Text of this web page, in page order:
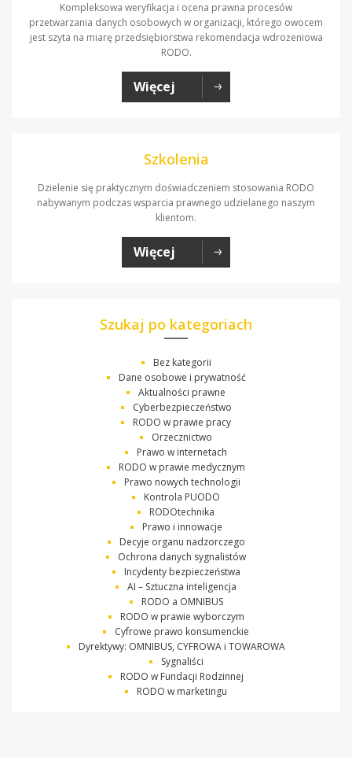
Kompleksowa weryfikacja i ocena prawna procesów
przetwarzania danych osobowych w organizacji, którego owocem
jest szyta na miarę przedsiębiorstwa rekomendacja wdrożeniowa
RODO.
Więcej
Szkolenia
Dzielenie się praktycznym doświadczeniem stosowania RODO
nabywanym podczas wsparcia prawnego udzielanego naszym
klientom.
Więcej
Szukaj po kategoriach
Bez kategorii
Dane osobowe i prywatność
Aktualności prawne
Cyberbezpieczeństwo
RODO w prawie pracy
Orzecznictwo
Prawo w internetach
RODO w prawie medycznym
Prawo nowych technologii
Kontrola PUODO
RODOtechnika
Prawo i innowacje
Decyje organu nadzorczego
Ochrona danych sygnalistów
Incydenty bezpieczeństwa
AI – Sztuczna inteligencja
RODO a OMNIBUS
RODO w prawie wyborczym
Cyfrowe prawo konsumenckie
Dyrektywy: OMNIBUS, CYFROWA i TOWAROWA
Sygnaliści
RODO w Fundacji Rodzinnej
RODO w marketingu